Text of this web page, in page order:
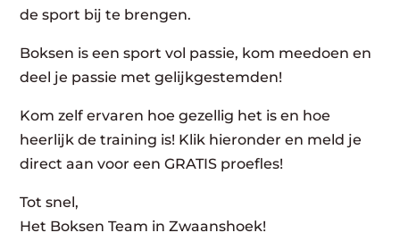
de sport bij te brengen.
Boksen is een sport vol passie, kom meedoen en
deel je passie met gelijkgestemden!
Kom zelf ervaren hoe gezellig het is en hoe
heerlijk de training is! Klik hieronder en meld je
direct aan voor een GRATIS proefles!
Tot snel,
Het Boksen Team in Zwaanshoek!